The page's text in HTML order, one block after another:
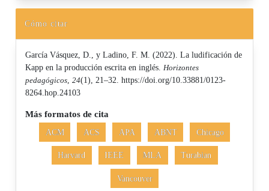
Cómo citar
García Vásquez, D., y Ladino, F. M. (2022). La ludificación de
Kapp en la producción escrita en inglés. Horizontes
pedagógicos ,24(1), 21–32. https://doi.org/10.33881/0123-
8264.hop.24103
Más formatos de cita
ACM ACS APA ABNT Chicago
Harvard IEEE MLA Turabian
Vancouver